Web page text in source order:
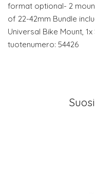
format optional- 2
of 22-42mm Bundle
Universal Bike Mount,
tuotenumero: 54426